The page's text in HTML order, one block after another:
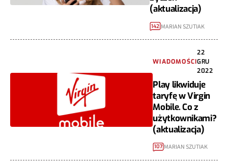
(aktualizacja)
142 MARIAN SZUTIAK
WIADOMOŚCI
22
GRU
2022
Play likwiduje
taryfę w Virgin
Mobile. Co z
użytkownikami?
(aktualizacja)
107 MARIAN SZUTIAK